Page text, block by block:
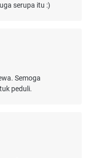
serupa itu :)
Semoga
peduli.